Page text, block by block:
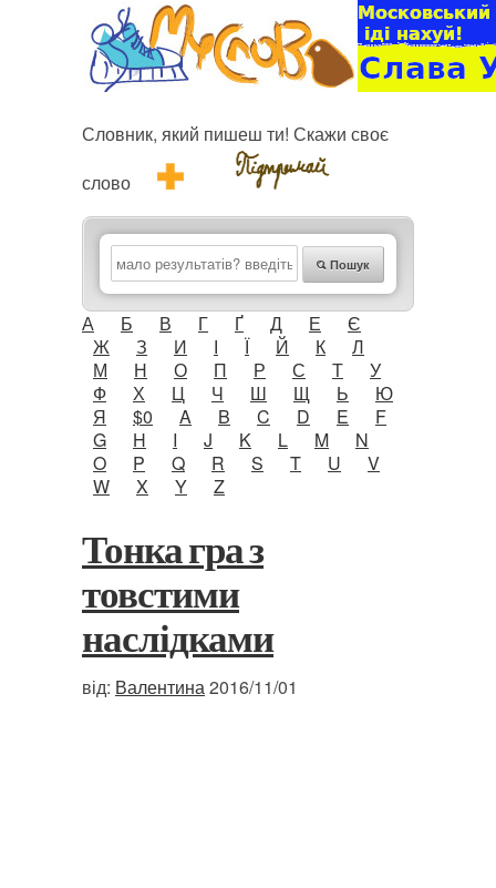
Словник, який пишеш ти! Скажи своє
слово
Пошук
А Б В Г Ґ Д Е
Є
Ж
З И І Ї Й К
Л
М
Н О П Р С Т
У
Ф
Х Ц Ч Ш Щ Ь
Ю
Я
$0 A B C D E
F
G
H I J K L M
N
O
P Q R S T U
V
W
X Y Z
Тонка гра з
товстими
наслідками
від: Валентина2016/11/01